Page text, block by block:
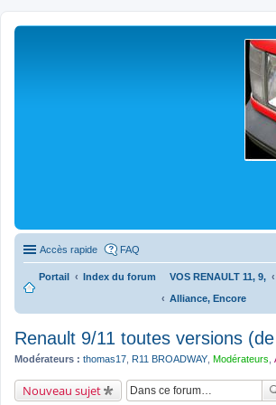
Accès rapide FAQ
Portail Index du forum
VOS RENAULT 11, 9,
Alliance, Encore
Renault 9/11 toutes versions
Modérateurs : thomas17 R11 BROADWAY Modérateurs
Nouveau sujet